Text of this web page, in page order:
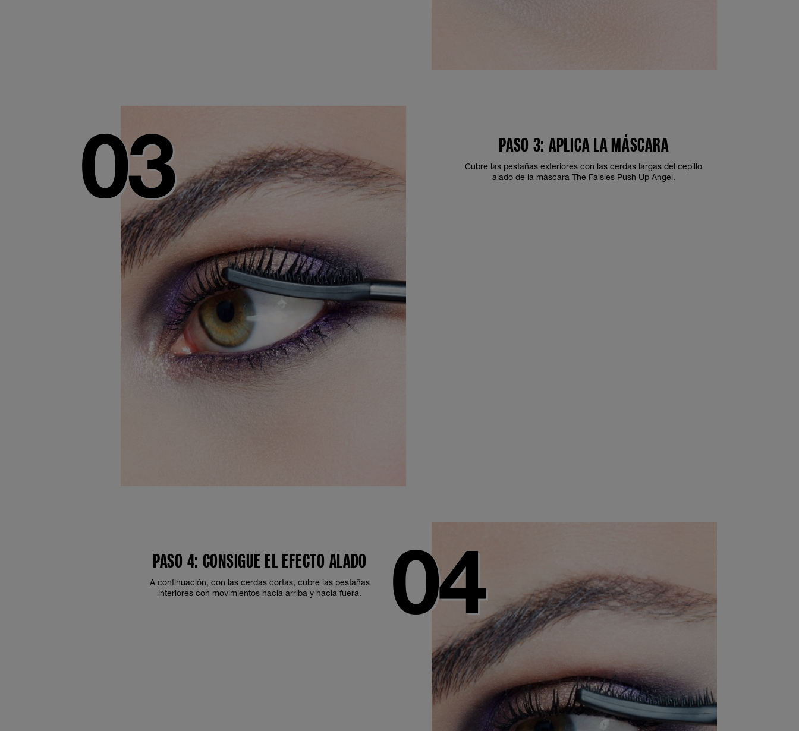
PASO 3: APLICA LA MÁSCARA
Cubre las pestañas exteriores con las cerdas largas del cepillo
alado de la máscara The Falsies Push Up Angel.
PASO 4: CONSIGUE EL EFECTO ALADO
A continuación, con las cerdas cortas, cubre las pestañas
interiores con movimientos hacia arriba y hacia fuera.